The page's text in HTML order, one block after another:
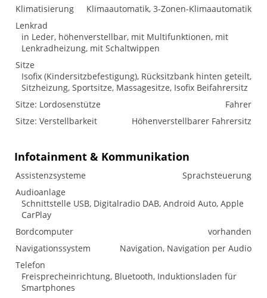
Klimatisierung
Klimaautomatik, 3-Zonen-Klimaautomatik
Lenkrad
in Leder, höhenverstellbar, mit Multifunktionen, mit
Lenkradheizung, mit Schaltwippen
Sitze
Isofix (Kindersitzbefestigung), Rücksitzbank hinten geteilt,
Sitzheizung, Sportsitze, Massagesitze, Isofix Beifahrersitz
Sitze: Lordosenstütze
Fahrer
Sitze: Verstellbarkeit
Höhenverstellbarer Fahrersitz
Infotainment & Kommunikation
Assistenzsysteme
Sprachsteuerung
Audioanlage
Schnittstelle USB, Digitalradio DAB, Android Auto, Apple
CarPlay
Bordcomputer
vorhanden
Navigationssystem
Navigation, Navigation per Audio
Telefon
Freisprecheinrichtung, Bluetooth, Induktionsladen für
Smartphones